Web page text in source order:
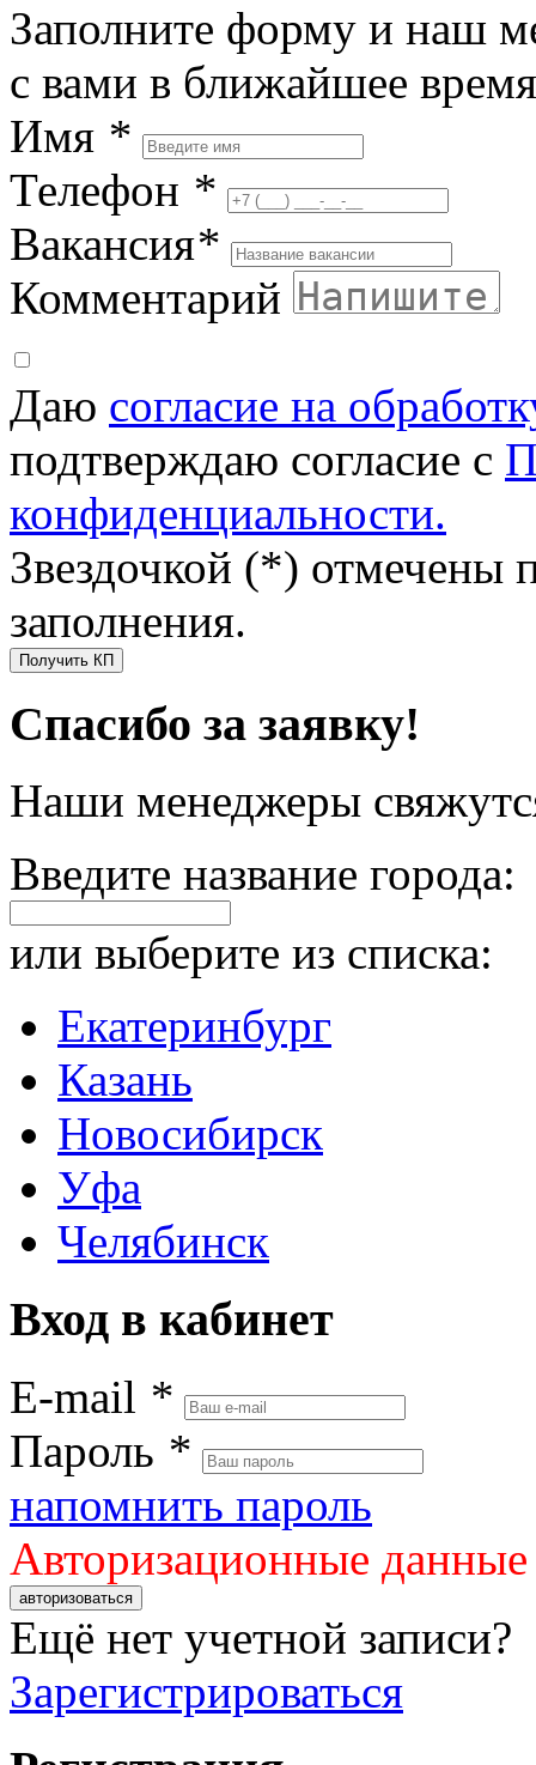
Заполните форму и наш
с вами в ближайшее время
Имя *
Телефон *
Вакансия*
Комментарий
Даю согласие на
подтверждаю согласие с
конфиденциальности.
Звездочкой (*) отмечены
заполнения.
Получить КП
Спасибо за заявку!
Наши менеджеры
Введите название города:
или выберите из списка:
Екатеринбург
Казань
Новосибирск
Уфа
Челябинск
Вход в кабинет
E-mail *
Пароль *
напомнить пароль
Авторизационные
авторизоваться
Ещё нет учетной записи?
Зарегистрироваться